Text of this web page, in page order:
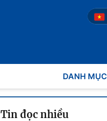
DANH MỤC
Tin đọc nhiều